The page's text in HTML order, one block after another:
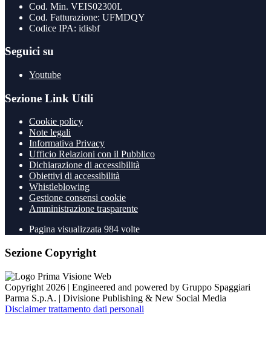
Cod. Min. VEIS02300L
Cod. Fatturazione: UFMDQY
Codice IPA: idisbf
Seguici su
Youtube
Sezione Link Utili
Cookie policy
Note legali
Informativa Privacy
Ufficio Relazioni con il Pubblico
Dichiarazione di accessibilità
Obiettivi di accessibilità
Whistleblowing
Gestione consensi cookie
Amministrazione trasparente
Pagina visualizzata 984 volte
Sezione Copyright
Copyright 2026 | Engineered and powered by Gruppo Spaggiari
Parma S.p.A. | Divisione Publishing & New Social Media
Disclaimer trattamento dati personali